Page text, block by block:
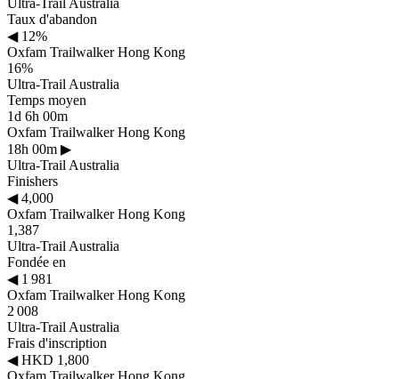
Taux d'abandon
◀12%
Oxfam Trailwalker Hong Kong
16%
Ultra-Trail Australia
Temps moyen
1d 6h 00m
Oxfam Trailwalker Hong Kong
18h 00m ▶
Ultra-Trail Australia
Finishers
◀4,000
Oxfam Trailwalker Hong Kong
1,387
Ultra-Trail Australia
Fondée en
◀1 981
Oxfam Trailwalker Hong Kong
2 008
Ultra-Trail Australia
Frais d'inscription
◀HKD 1,800
Oxfam Trailwalker Hong Kong